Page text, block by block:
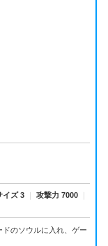
イズ 3 ｜ 攻撃力 7000
｜
のソウルに入れ、ゲー